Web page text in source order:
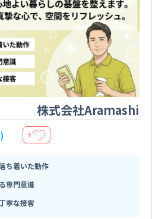
株式会社Aramashi
＋
ち着いた動作
専門意識
寧な接客